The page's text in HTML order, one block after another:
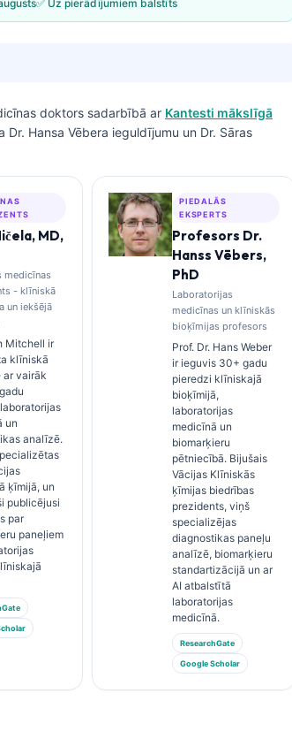
✅ Uz pierādījumiem balstīts
doktors sadarbībā ar Kantesti mākslīgā
Dr. Hansa Vēbera ieguldījumu un Dr. Sāras
MD,
medicīnas
- klīniskā
un iekšējā
Mitchell ir
klīniskā
ar vairāk
un
analīzē.
ķīmijā, un
publicējusi
par
paneļiem
PIEDALĀS
EKSPERTS
Profesors Dr.
Hanss Vēbers,
PhD
Laboratorijas
medicīnas un klīniskās
bioķīmijas profesors
Prof. Dr. Hans Weber
ir ieguvis 30+ gadu
pieredzi klīniskajā
bioķīmijā,
laboratorijas
medicīnā un
biomarķieru
pētniecībā. Bijušais
Vācijas Klīniskās
ķīmijas biedrības
prezidents, viņš
specializējas
diagnostikas paneļu
analīzē, biomarķieru
standartizācijā un ar
AI atbalstītā
laboratorijas
medicīnā.
ResearchGate
Google Scholar